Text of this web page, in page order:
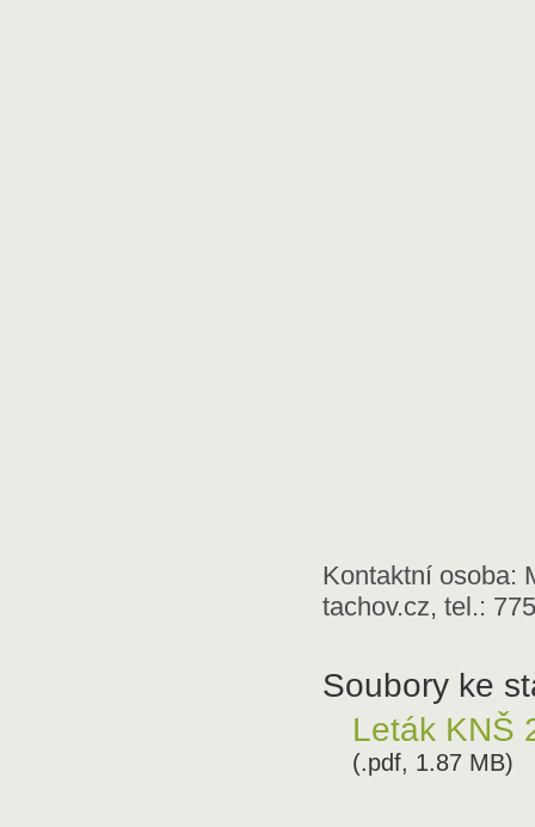
Kontaktní osoba:
tachov.cz, tel.:
Soubory ke
Leták KNŠ
(.pdf, 1.87 MB)